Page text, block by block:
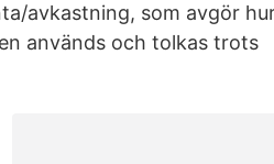
avkastning, som avgör
används och tolkas trots